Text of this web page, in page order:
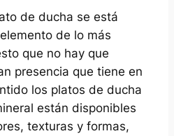
de ducha se está
de lo más
que no hay que
presencia que tiene en
los platos de ducha
están disponibles
texturas y formas,